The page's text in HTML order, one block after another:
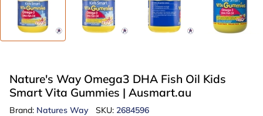
Nature's Way Omega3 DHA Fish Oil Kids
Smart Vita Gummies | Ausmart.au
Brand: Natures Way SKU: 2684596